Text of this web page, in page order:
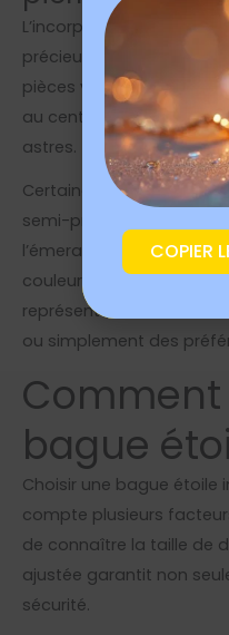
L’incorporation de
précieuses dans les
pièces véritablement
au centre d’une étoile,
astres.
Certaines bagues étoile
semi-précieuses
l’émeraude ou le rubis
couleur et de
représenter des
ou simplement des
Comment
bague
Choisir une bague étoile
compte plusieurs
de connaître la taille de
ajustée garantit non
sécurité.
COPIER